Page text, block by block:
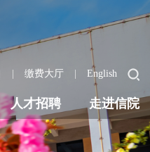
| 缴费大厅 | English
人才招聘 走进信院